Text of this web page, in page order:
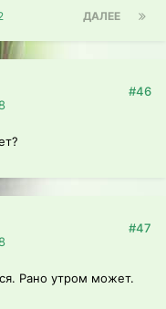
ДАЛЕЕ
#46
#47
Рано утром может.